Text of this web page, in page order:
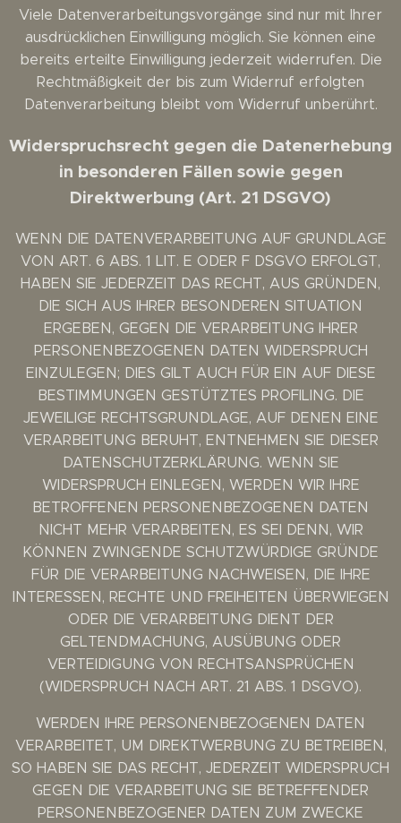
Viele Datenverarbeitungsvorgänge sind nur mit Ihrer
ausdrücklichen Einwilligung möglich. Sie können eine
bereits erteilte Einwilligung jederzeit widerrufen. Die
Rechtmäßigkeit der bis zum Widerruf erfolgten
Datenverarbeitung bleibt vom Widerruf unberührt.
Widerspruchsrecht gegen die Datenerhebung
in besonderen Fällen sowie gegen
Direktwerbung (Art. 21 DSGVO)
WENN DIE DATENVERARBEITUNG AUF GRUNDLAGE
VON ART. 6 ABS. 1 LIT. E ODER F DSGVO ERFOLGT,
HABEN SIE JEDERZEIT DAS RECHT, AUS GRÜNDEN,
DIE SICH AUS IHRER BESONDEREN SITUATION
ERGEBEN, GEGEN DIE VERARBEITUNG IHRER
PERSONENBEZOGENEN DATEN WIDERSPRUCH
EINZULEGEN; DIES GILT AUCH FÜR EIN AUF DIESE
BESTIMMUNGEN GESTÜTZTES PROFILING. DIE
JEWEILIGE RECHTSGRUNDLAGE, AUF DENEN EINE
VERARBEITUNG BERUHT, ENTNEHMEN SIE DIESER
DATENSCHUTZERKLÄRUNG. WENN SIE
WIDERSPRUCH EINLEGEN, WERDEN WIR IHRE
BETROFFENEN PERSONENBEZOGENEN DATEN
NICHT MEHR VERARBEITEN, ES SEI DENN, WIR
KÖNNEN ZWINGENDE SCHUTZWÜRDIGE GRÜNDE
FÜR DIE VERARBEITUNG NACHWEISEN, DIE IHRE
INTERESSEN, RECHTE UND FREIHEITEN ÜBERWIEGEN
ODER DIE VERARBEITUNG DIENT DER
GELTENDMACHUNG, AUSÜBUNG ODER
VERTEIDIGUNG VON RECHTSANSPRÜCHEN
(WIDERSPRUCH NACH ART. 21 ABS. 1 DSGVO).
WERDEN IHRE PERSONENBEZOGENEN DATEN
VERARBEITET, UM DIREKTWERBUNG ZU BETREIBEN,
SO HABEN SIE DAS RECHT, JEDERZEIT WIDERSPRUCH
GEGEN DIE VERARBEITUNG SIE BETREFFENDER
PERSONENBEZOGENER DATEN ZUM ZWECKE